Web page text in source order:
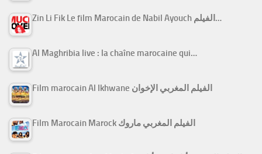
Zin Li Fik Le film Marocain de Nabil Ayouch الفيلم…
Al Maghribia live : la chaîne marocaine qui…
Film marocain Al Ikhwane الفيلم المغربي الإخوان
Film Marocain Marock الفيلم المغربي ماروك